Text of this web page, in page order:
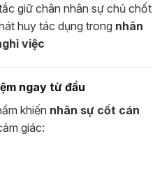
giữ chân nhân sự chủ chốt
huy tác dụng trong nhân
việc
ngay từ đầu
khiến nhân sự cốt cán
giác: